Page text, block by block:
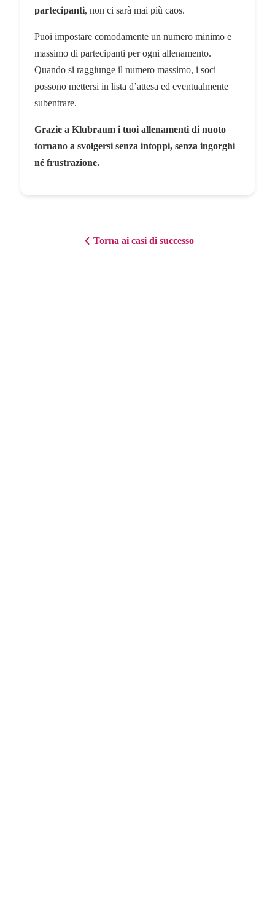
partecipanti, non ci sarà mai più caos.
Puoi impostare comodamente un numero minimo e
massimo di partecipanti per ogni allenamento.
Quando si raggiunge il numero massimo, i soci
possono mettersi in lista d’attesa ed eventualmente
subentrare.
Grazie a Klubraum i tuoi allenamenti di nuoto
tornano a svolgersi senza intoppi, senza ingorghi
né frustrazione.
Torna ai casi di successo